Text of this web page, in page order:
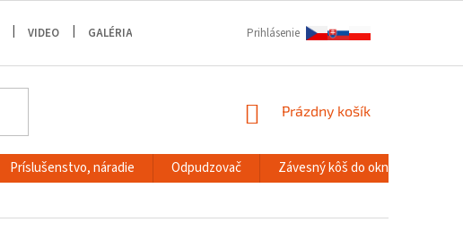
VIDEO GALÉRIA Prihlásenie
NÁKUPNÝ
Prázdny košík
Príslušenstvo, náradie Odpudzovač Závesný kôš do okna